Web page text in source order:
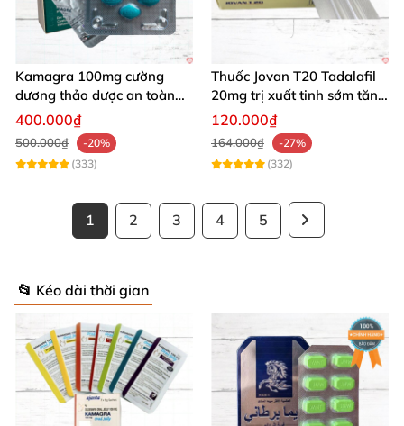
Kamagra 100mg cường
dương thảo dược an toàn
kéo dài thời gian quan hệ
400.000₫
500.000₫
-20%
(333)
Thuốc Jovan T20 Tadalafil
20mg trị xuất tinh sớm tăng
cường sinh lý phái mạnh
120.000₫
164.000₫
-27%
(332)
1 2 3 4 5
📂 Kéo dài thời gian